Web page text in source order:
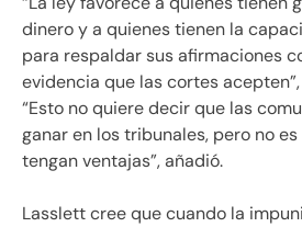
dinero y a quienes tienen la
para respaldar sus afirmaciones
evidencia que las cortes
“Esto no quiere decir que las
ganar en los tribunales, pero no
tengan ventajas”, añadió.
Lasslett cree que cuando la